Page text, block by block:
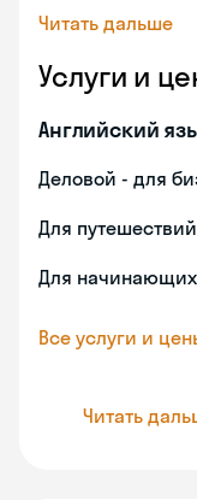
Читать дальше
Услуги и
Английский
Деловой - для
Для путешествий
Для
Все услуги и
Читать